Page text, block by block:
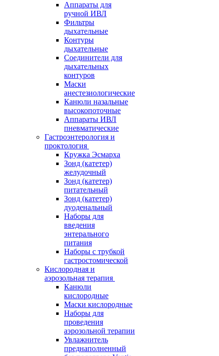
Аппараты для
ручной ИВЛ
Фильтры
дыхательные
Контуры
дыхательные
Соединители для
дыхательных
контуров
Маски
анестезиологические
Канюли назальные
высокопоточные
Аппараты ИВЛ
пневматические
Гастроэнтерология и
проктология
Кружка Эсмарха
Зонд (катетер)
желудочный
Зонд (катетер)
питательный
Зонд (катетер)
дуоденальный
Наборы для
введения
энтерального
питания
Наборы с трубкой
гастростомической
Кислородная и
аэрозольная терапия
Канюли
кислородные
Маски кислородные
Наборы для
проведения
аэрозольной терапии
Увлажнитель
преднаполненный